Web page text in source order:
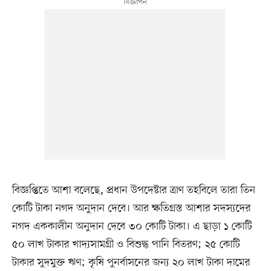
বিজ্ঞপ্তিতে আশা বলেছে, প্রধান উপদেষ্টার ত্রাণ তহবিলে তারা তিন
কোটি টাকা নগদ অনুদান দেবে। আর ক্ষতিগ্রস্ত আশার সদস্যদের
নগদ এককালীন অনুদান দেবে ৩০ কোটি টাকা। এ ছাড়া ১ কোটি
৫০ লাখ টাকার খাদ্যসামগ্রী ও বিশুদ্ধ পানি বিতরণ; ২৫ কোটি
টাকার সুদমুক্ত ঋণ; কৃষি পুনর্বাসনের জন্য ২০ লাখ টাকা দামের